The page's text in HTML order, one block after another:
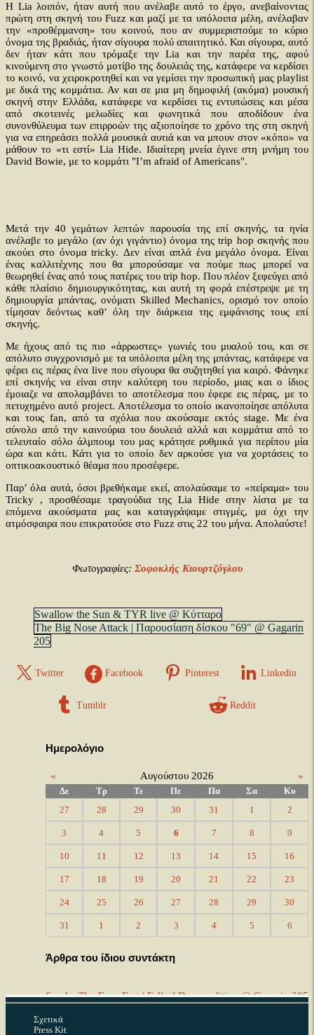
Η Lia λοιπόν, ήταν αυτή που ανέλαβε αυτό το έργο, ανεβαίνοντας
πρώτη στη σκηνή του Fuzz και μαζί με τα υπόλοιπα μέλη, ανέλαβαν
την «προθέρμανση» του κοινού, που αν συμμεριστούμε το κύριο
όνομα της βραδιάς, ήταν σίγουρα πολύ απαιτητικό. Και σίγουρα, αυτό
δεν ήταν κάτι που τρόμαξε την Lia και την παρέα της, αφού
κινούμενη στο γνωστό μοτίβο της δουλειάς της, κατάφερε να κερδίσει
το κοινό, να χειροκροτηθεί και να γεμίσει την προσωπική μας playlist
με δικά της κομμάτια. Αν και σε μια μη δημοφιλή (ακόμα) μουσική
σκηνή στην Ελλάδα, κατάφερε να κερδίσει τις εντυπώσεις και μέσα
από σκοτεινές μελωδίες και φωνητικά που αποδίδουν ένα
συνονθύλευμα των επιρροών της αξιοποίησε το χρόνο της στη σκηνή
για να επηρεάσει πολλά μουσικά αυτιά και να μπουν στον «κόπο» να
μάθουν το «τι εστί» Lia Hide. Ιδιαίτερη μνεία έγινε στη μνήμη του
David Bowie, με το κομμάτι "I’m afraid of Americans".
Μετά την 40 γεμάτων λεπτών παρουσία της επί σκηνής, τα ηνία
ανέλαβε το μεγάλο (αν όχι γιγάντιο) όνομα της trip hop σκηνής που
ακούει στο όνομα tricky. Δεν είναι απλά ένα μεγάλο όνομα. Είναι
ένας καλλιτέχνης που θα μπορούσαμε να πούμε πως μπορεί να
θεωρηθεί ένας από τους πατέρες του trip hop. Που πλέον ξεφεύγει από
κάθε πλαίσιο δημιουργικότητας, και αυτή τη φορά επέστρεψε με τη
δημιουργία μπάντας, ονόματι Skilled Mechanics, ορισμό τον οποίο
τίμησαν δεόντως καθ’ όλη την διάρκεια της εμφάνισης τους επί
σκηνής.
Με ήχους από τις πιο «άρρωστες» γωνιές του μυαλού του, και σε
απόλυτο συγχρονισμό με τα υπόλοιπα μέλη της μπάντας, κατάφερε να
φέρει εις πέρας ένα live που σίγουρα θα συζητηθεί για καιρό. Φάνηκε
επί σκηνής να είναι στην καλύτερη του περίοδο, μιας και ο ίδιος
έμοιαζε να απολαμβάνει το αποτέλεσμα που έφερε εις πέρας, με το
πετυχημένο αυτό project. Αποτέλεσμα το οποίο ικανοποίησε απόλυτα
και τους fan, από τα σχόλια που ακούσαμε εκτός stage. Με ένα
σύνολο από την καινούρια του δουλειά αλλά και κομμάτια από το
τελευταίο σόλο άλμπουμ του μας κράτησε ρυθμικά για περίπου μία
ώρα και κάτι. Κάτι για το οποίο δεν αρκούσε για να χορτάσεις το
οπτικοακουστικό θέαμα που προσέφερε.
Παρ’ όλα αυτά, όσοι βρεθήκαμε εκεί, απολαύσαμε το «πείραμα» του
Tricky , προσθέσαμε τραγούδια της Lia Hide στην λίστα με τα
επόμενα ακούσματα μας και καταγράψαμε στιγμές, μα όχι την
ατμόσφαιρα που επικρατούσε στο Fuzz στις 22 του μήνα. Απολαύστε!
Φωτογραφίες: Σοφοκλής Κιουρτζόγλου
Swallow the Sun & TYR live @ Κύτταρο
The Big Nose Attack | Παρουσίαση δίσκου "69" @ Gagarin
205
Twitter Facebook Pinterest Linkedin
Tumblr Reddit
Ημερολόγιο
« Αυγούστου 2026 »
Δε Τρ Τε Πε Πα Σα
Κυ
27
28 29 30 31 1 2
3 4 5 6 7 8 9
10 11 12 13 14 15 16
17 18 19 20 21 22 23
24 25 26 27 28 29 30
31 1 2 3 4 5 6
Άρθρα του ίδιου συντάκτη
Smoke The Fuzz Fest | Fall of Doom edition @ Gagarin 205
Κατηγορία:
Σχετικά
Press Kit